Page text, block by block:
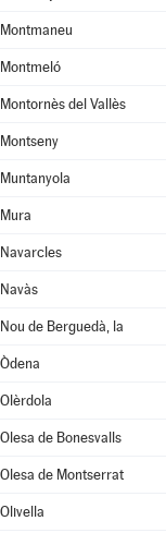
Montmaneu
Montmeló
Montornès del Vallès
Montseny
Muntanyola
Mura
Navarcles
Navàs
Nou de Berguedà, la
Òdena
Olèrdola
Olesa de Bonesvalls
Olesa de Montserrat
Olivella